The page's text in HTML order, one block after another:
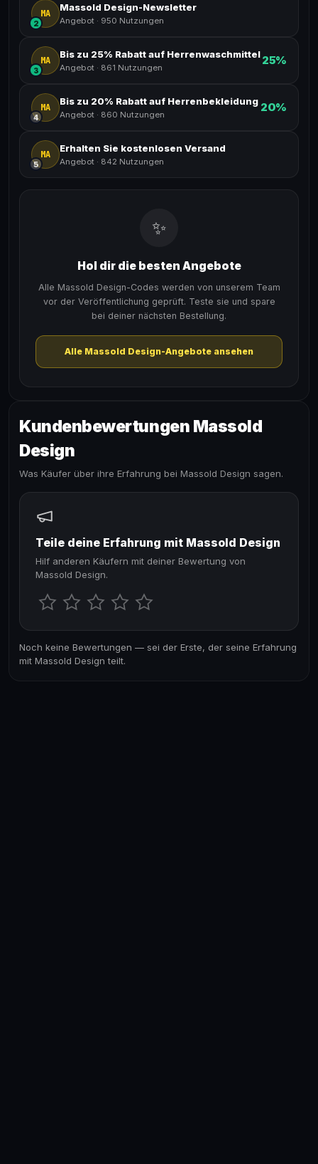
MA
2
Massold Design-Newsletter
Angebot · 950 Nutzungen
MA
3
Bis zu 25% Rabatt auf Herrenwaschmittel
Angebot · 861 Nutzungen
25%
MA
4
Bis zu 20% Rabatt auf Herrenbekleidung
Angebot · 860 Nutzungen
20%
MA
5
Erhalten Sie kostenlosen Versand
Angebot · 842 Nutzungen
✨
Hol dir die besten Angebote
Alle Massold Design-Codes werden von unserem Team
vor der Veröffentlichung geprüft. Teste sie und spare
bei deiner nächsten Bestellung.
Alle Massold Design-Angebote ansehen
Kundenbewertungen Massold
Design
Was Käufer über ihre Erfahrung bei Massold Design sagen.
Teile deine Erfahrung mit Massold Design
Hilf anderen Käufern mit deiner Bewertung von
Massold Design.
Noch keine Bewertungen — sei der Erste, der seine Erfahrung
mit Massold Design teilt.